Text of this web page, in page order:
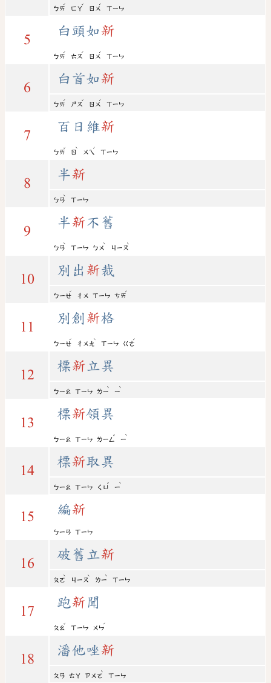
ㄅㄞ
ˊ
ㄈㄚ
ˇ
ㄖㄨ
ˊ
ㄒㄧㄣ
5
白頭如新
ㄅㄞ
ˊ
ㄊㄡ
ˊ
ㄖㄨ
ˊ
ㄒㄧㄣ
6
白首如新
ㄅㄞ
ˊ
ㄕㄡ
ˇ
ㄖㄨ
ˊ
ㄒㄧㄣ
7
百日維新
ㄅㄞ
ˇ
ㄖ
ˋ
ㄨㄟ
ˊ
ㄒㄧㄣ
8
半新
ㄅㄢ
ˋ
ㄒㄧㄣ
9
半新不舊
ㄅㄢ
ˋ
ㄒㄧㄣ ㄅㄨ
ˋ
ㄐㄧㄡ
ˋ
10
別出 新裁
ㄅㄧㄝ
ˊ
ㄔㄨ ㄒㄧㄣ ㄘㄞ
ˊ
11
別創 新格
ㄅㄧㄝ
ˊ
ㄔㄨㄤ
ˋ
ㄒㄧㄣ ㄍㄜ
ˊ
12
標新立異
ㄅㄧㄠ ㄒㄧㄣ ㄌㄧ
ˋ
ㄧ
ˋ
13
標新領異
ㄅㄧㄠ ㄒㄧㄣ ㄌㄧㄥ
ˇ
ㄧ
ˋ
14
標新取異
ㄅㄧㄠ ㄒㄧㄣ ㄑㄩ
ˇ
ㄧ
ˋ
15 編新
ㄅㄧㄢ ㄒㄧㄣ
16
破舊立新
ㄆㄛ
ˋ
ㄐㄧㄡ
ˋ
ㄌㄧ
ˋ
ㄒㄧㄣ
17
跑新 聞
ㄆㄠ
ˇ
ㄒㄧㄣ ㄨㄣ
ˊ
18
潘他唑新
ㄆㄢ ㄊㄚ ㄗㄨㄛ
ˋ
ㄒㄧㄣ